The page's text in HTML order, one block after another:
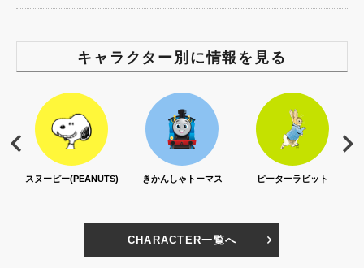
キャラクター別に情報を見る
スヌーピー(PEANUTS) きかんしゃトーマス ピーターラビット
CHARACTER一覧へ